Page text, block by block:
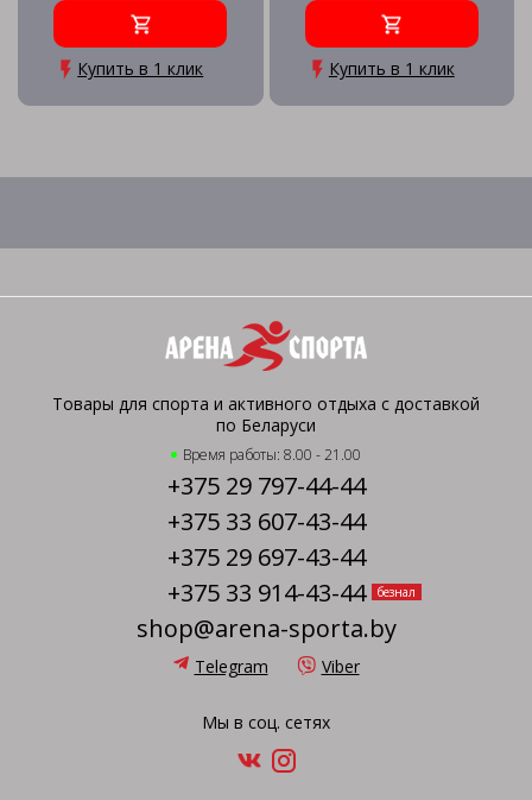
Купить в 1 клик Купить в 1 клик
Товары для спорта и активного отдыха с доставкой
по Беларуси
Время работы: 8.00 - 21.00
+375 29 797-44-44
+375 33 607-43-44
+375 29 697-43-44
+375 33 914-43-44
безнал
shop@arena-sporta.by
Telegram Viber
Мы в соц. сетях